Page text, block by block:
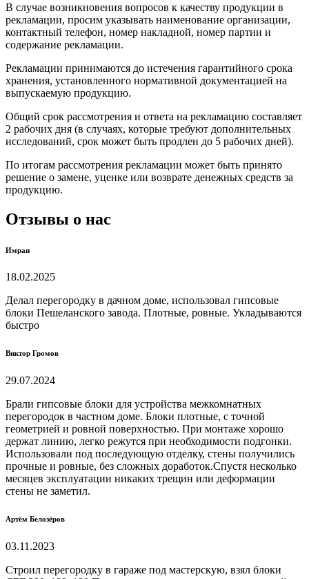
В случае возникновения вопросов к качеству продукции в
рекламации, просим указывать наименование организации,
контактный телефон, номер накладной, номер партии и
содержание рекламации.
Рекламации принимаются до истечения гарантийного срока
хранения, установленного нормативной документацией на
выпускаемую продукцию.
Общий срок рассмотрения и ответа на рекламацию составляет
2 рабочих дня (в случаях, которые требуют дополнительных
исследований, срок может быть продлен до 5 рабочих дней).
По итогам рассмотрения рекламации может быть принято
решение о замене, уценке или возврате денежных средств за
продукцию.
Отзывы о нас
Имран
18.02.2025
Делал перегородку в дачном доме, использовал гипсовые
блоки Пешеланского завода. Плотные, ровные. Укладываются
быстро
Виктор Громов
29.07.2024
Брали гипсовые блоки для устройства межкомнатных
перегородок в частном доме. Блоки плотные, с точной
геометрией и ровной поверхностью. При монтаже хорошо
держат линию, легко режутся при необходимости подгонки.
Использовали под последующую отделку, стены получились
прочные и ровные, без сложных доработок.Спустя несколько
месяцев эксплуатации никаких трещин или деформации
стены не заметил.
Артём Белозёров
03.11.2023
Строил перегородку в гараже под мастерскую, взял блоки